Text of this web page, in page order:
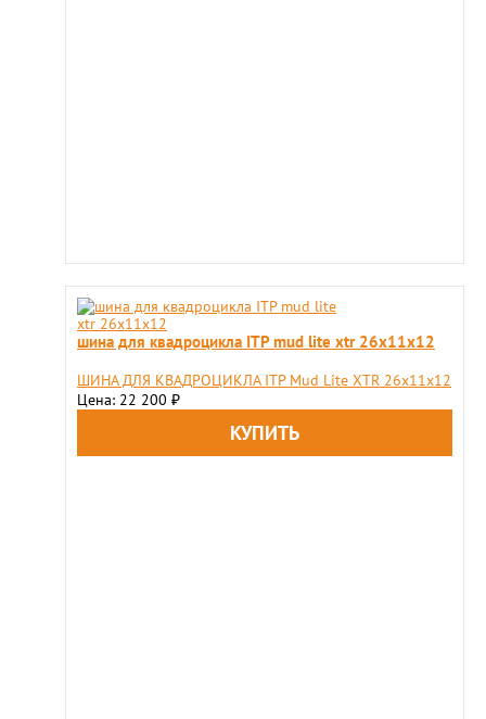
шина для квадроцикла ITP mud lite xtr 26х11х12
ШИНА ДЛЯ КВАДРОЦИКЛА ITP Mud Lite XTR 26х11х12
Цена: 22 200 ₽